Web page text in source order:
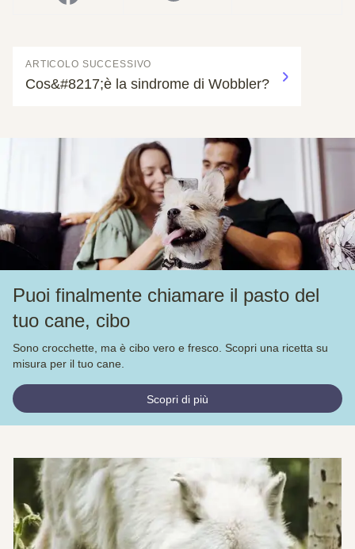
ARTICOLO SUCCESSIVO
Cos&#8217;è la sindrome di Wobbler?
Puoi finalmente chiamare il pasto del
tuo cane, cibo
Sono crocchette, ma è cibo vero e fresco. Scopri una ricetta su
misura per il tuo cane.
Scopri di più